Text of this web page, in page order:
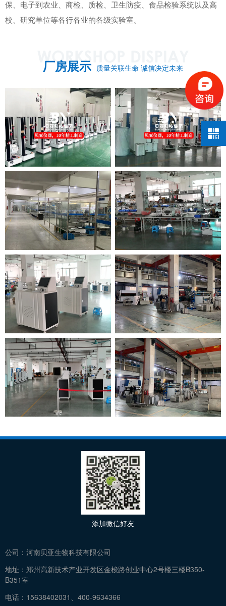
保、电子到农业、商检、质检、卫生防疫、食品检验系统以及高
校、研究单位等各行各业的各级实验室。
厂房展示 质量关联生命 诚信决定未来
公司： 河南贝亚生物科技有限公司
地址： 郑州高新技术产业开发区金梭路创业中心2号楼三楼B350-
B351室
电话： 15638402031、400-9634366
添加微信好友